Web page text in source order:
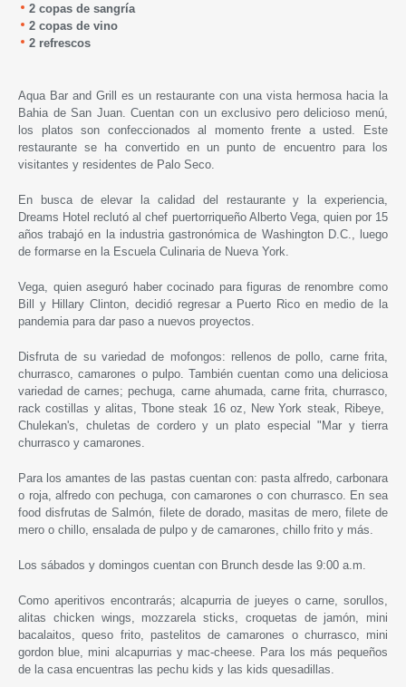
2 copas de sangría
2 copas de vino
2 refrescos
Aqua Bar and Grill es un restaurante con una vista hermosa hacia la
Bahia de San Juan. Cuentan con un exclusivo pero delicioso menú,
los platos son confeccionados al momento frente a usted. Este
restaurante se ha convertido en un punto de encuentro para los
visitantes y residentes de Palo Seco.
En busca de elevar la calidad del restaurante y la experiencia,
Dreams Hotel reclutó al chef puertorriqueño Alberto Vega, quien por 15
años trabajó en la industria gastronómica de Washington D.C., luego
de formarse en la Escuela Culinaria de Nueva York.
Vega, quien aseguró haber cocinado para figuras de renombre como
Bill y Hillary Clinton, decidió regresar a Puerto Rico en medio de la
pandemia para dar paso a nuevos proyectos.
Disfruta de su variedad de mofongos: rellenos de pollo, carne frita,
churrasco, camarones o pulpo. También cuentan como una deliciosa
variedad de carnes; pechuga, carne ahumada, carne frita, churrasco,
rack costillas y alitas, Tbone steak 16 oz, New York steak, Ribeye,
Chulekan's, chuletas de cordero y un plato especial "Mar y tierra
churrasco y camarones.
Para los amantes de las pastas cuentan con: pasta alfredo, carbonara
o roja, alfredo con pechuga, con camarones o con churrasco. En sea
food disfrutas de Salmón, filete de dorado, masitas de mero, filete de
mero o chillo, ensalada de pulpo y de camarones, chillo frito y más.
Los sábados y domingos cuentan con Brunch desde las 9:00 a.m.
Como aperitivos encontrarás; alcapurria de jueyes o carne, sorullos,
alitas chicken wings, mozzarela sticks, croquetas de jamón, mini
bacalaitos, queso frito, pastelitos de camarones o churrasco, mini
gordon blue, mini alcapurrias y mac-cheese. Para los más pequeños
de la casa encuentras las pechu kids y las kids quesadillas.